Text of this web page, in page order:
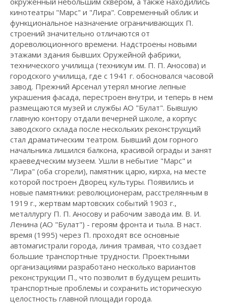
кинотеатры "Марс" и "Лира". Современный облик и
функциональное назначение ограничивающих П.
строений значительно отличаются от
дореволюционного времени. Надстроены новыми
этажами здания бывших Оружейной фабрики,
технического училища (техникум им. П. П. Аносова) и
городского училища, где с 1941 г. обосновался часовой
завод. Прежний Арсенал утерял многие лепные
украшения фасада, перестроен внутри, и теперь в нем
размещаются музей и службы АО "Булат". Бывшую
главную контору отдали вечерней школе, а корпус
заводского склада после нескольких реконструкций
стал драматическим театром. Бывший дом горного
начальника лишился балкона, красивой ограды и занят
краеведческим музеем. Ушли в небытие "Марс" и
"Лира" (оба сгорели), памятник царю, кирха, на месте
которой построен Дворец культуры. Появились и
новые памятники: революционерам, расстрелянным в
1919 г., жертвам мартовских событий 1903 г.,
металлургу П. П. Аносову и рабочим завода им. В. И.
Ленина (АО "Булат") - героям фронта и тыла. В наст.
время (1995) через П. проходят все основные
автомагистрали города, линия трамвая, что создает
большие транспортные трудности. Проектными
организациями разработано несколько вариантов
реконструкции П., что позволит в будущем решить
транспортные проблемы и сохранить историческую
целостность главной площади города.